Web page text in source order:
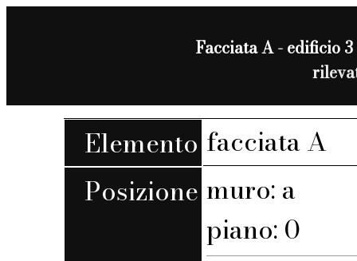
Facciata A - edificio
Elemento facciata A
Posizione muro: a
piano: 0